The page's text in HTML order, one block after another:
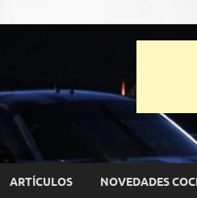
punto Net
ARTÍCULOS NOVEDADES